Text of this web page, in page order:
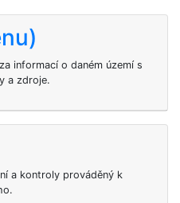
informací o daném území s
a zdroje.
a kontroly prováděný k